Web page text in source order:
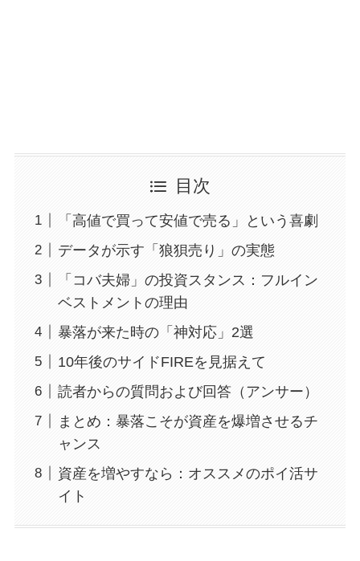
目次
「高値で買って安値で売る」という喜劇
データが示す「狼狽売り」の実態
「コバ夫婦」の投資スタンス：フルイン
ベストメントの理由
暴落が来た時の「神対応」2選
10年後のサイドFIREを見据えて
読者からの質問および回答（アンサー）
まとめ：暴落こそが資産を爆増させるチ
ャンス
資産を増やすなら：オススメのポイ活サ
イト